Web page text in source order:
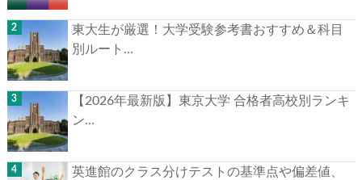
東大生が厳選！大学受験参考書おすすめ＆科目
別ルート...
【2026年最新版】東京大学 合格者高校別ランキ
ン...
英進館のクラス分けテストの基準点や偏差値、